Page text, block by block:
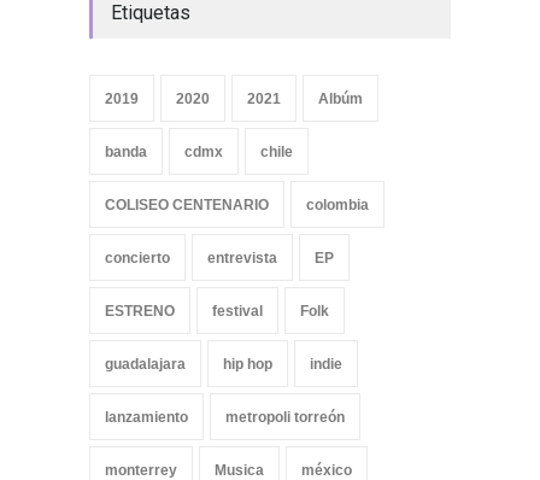
Etiquetas
2019 2020 2021 Albúm
banda cdmx chile
COLISEO CENTENARIO colombia
concierto entrevista EP
ESTRENO festival Folk
guadalajara hip hop indie
lanzamiento metropoli torreón
monterrey Musica méxico